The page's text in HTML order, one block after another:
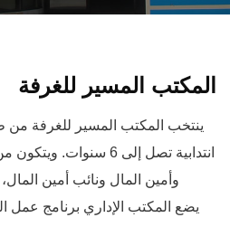
المكتب المسير للغرفة
ينتخب المكتب المسير للغرفة من
وأمين المال ونائب أمين
يضع المكتب الإداري برنامج عمل